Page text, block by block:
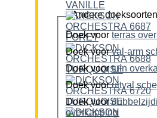
Andere doeksoorten
Doek voor terras
Doek voor
val-
Doek voor
tuin
Doek voor
uitval
Doek voor
overkapping